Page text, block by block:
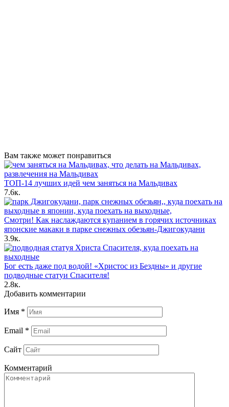
Вам также может понравиться
ТОП-14 лучших идей чем заняться на Мальдивах
7.6к.
Смотри! Как наслаждаются купанием в горячих источниках
японские макаки в парке снежных обезьян-Джигокудани
3.9к.
Бог есть даже под водой! «Христос из Бездны» и другие
подводные статуи Спасителя!
2.8к.
Добавить комментарии
Имя *
Email *
Сайт
Комментарий